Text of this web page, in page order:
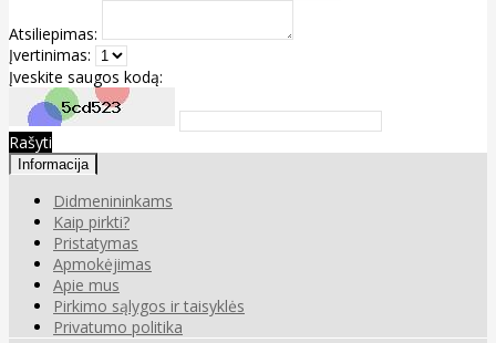
Atsiliepimas:
Įvertinimas:
Įveskite saugos kodą:
Rašyti
Informacija
Didmenininkams
Kaip pirkti?
Pristatymas
Apmokėjimas
Apie mus
Pirkimo sąlygos ir taisyklės
Privatumo politika